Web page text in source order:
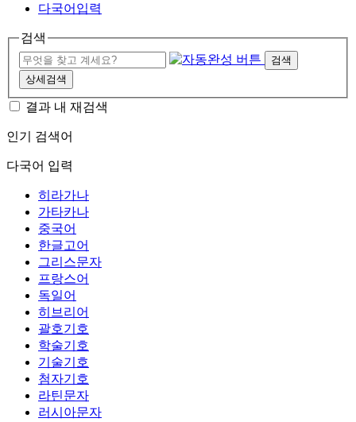
다국어입력
검색
검색
상세검색
결과 내 재검색
인기 검색어
다국어 입력
히라가나
가타카나
중국어
한글고어
그리스문자
프랑스어
독일어
히브리어
괄호기호
학술기호
기술기호
첨자기호
라틴문자
러시아문자